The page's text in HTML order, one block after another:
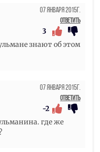
07 Января 2015г.
Ответить
3
знают об этом
07 Января 2015г.
Ответить
-2
где же